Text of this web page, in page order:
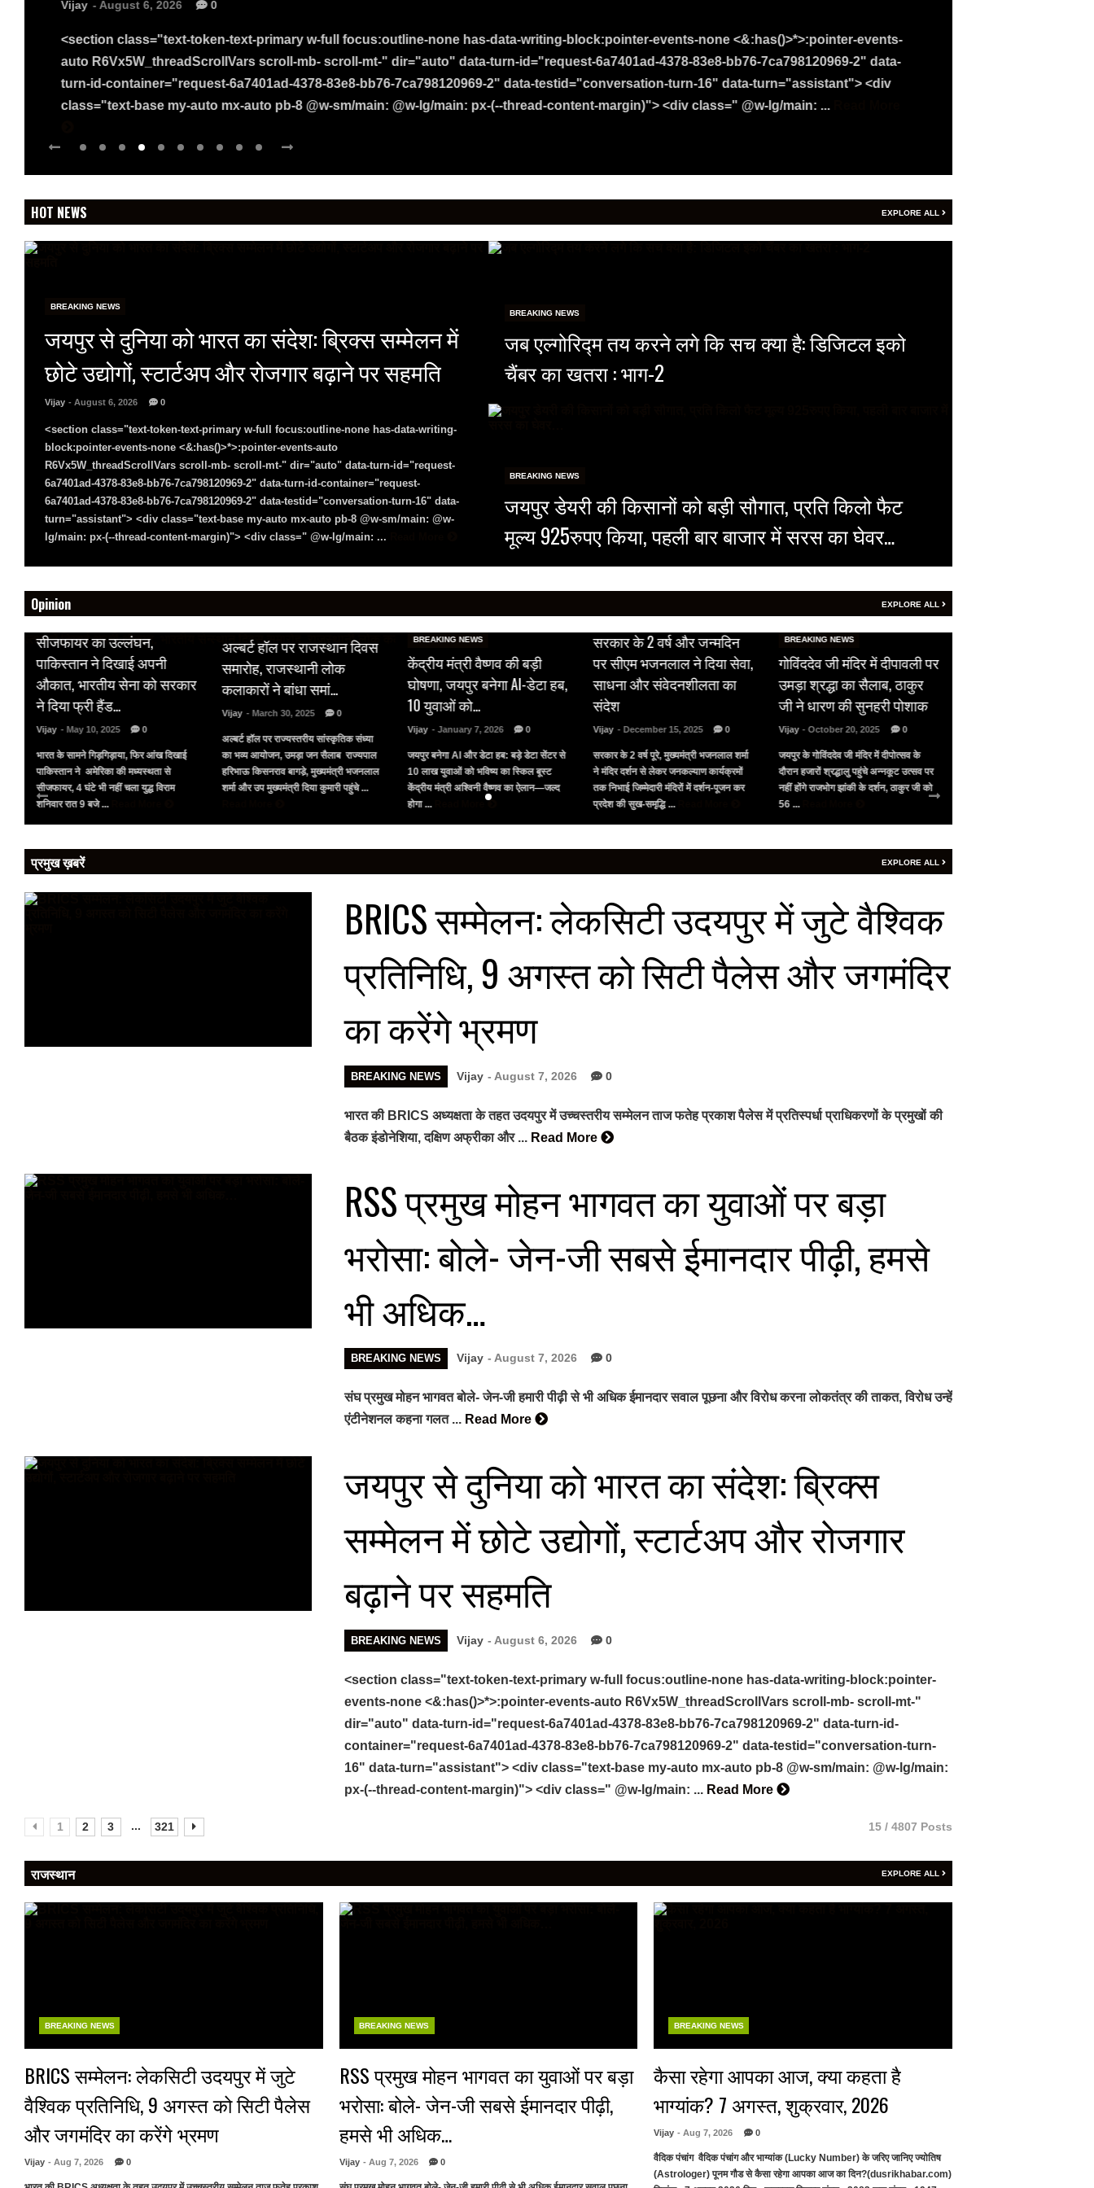
Vijay - August 6, 2026 0
<section class="text-token-text-primary w-full focus:outline-none has-data-writing-block:pointer-events-none <&:has()>*>:pointer-events-
auto R6Vx5W_threadScrollVars scroll-mb- scroll-mt-" dir="auto" data-turn-id="request-6a7401ad-4378-83e8-bb76-7ca798120969-2" data-
turn-id-container="request-6a7401ad-4378-83e8-bb76-7ca798120969-2" data-testid="conversation-turn-16" data-turn="assistant"> <div
class="text-base my-auto mx-auto pb-8 @w-sm/main: @w-lg/main: px-(--thread-content-margin)"> <div class=" @w-lg/main: ...
HOT NEWS EXPLORE ALL
BREAKING NEWS
जयपुर से दुनिया को भारत का संदेश: ब्रिक्स सम्मेलन में
छोटे उद्योगों, स्टार्टअप और रोजगार बढ़ाने पर सहमति
Vijay - August 6, 2026 0
<section class="text-token-text-primary w-full focus:outline-none has-data-writing-
block:pointer-events-none <&:has()>*>:pointer-events-auto
R6Vx5W_threadScrollVars scroll-mb- scroll-mt-" dir="auto" data-turn-id="request-
6a7401ad-4378-83e8-bb76-7ca798120969-2" data-turn-id-container="request-
6a7401ad-4378-83e8-bb76-7ca798120969-2" data-testid="conversation-turn-16" data-
turn="assistant"> <div class="text-base my-auto mx-auto pb-8 @w-sm/main: @w-
lg/main: px-(--thread-content-margin)"> <div class=" @w-lg/main: ...
BREAKING NEWS
जब एल्गोरिद्म तय करने लगे कि सच क्या है: डिजिटल इको
चैंबर का खतरा : भाग-2
BREAKING NEWS
जयपुर डेयरी की किसानों को बड़ी सौगात, प्रति किलो फैट
मूल्य 925रुपए किया, पहली बार बाजार में सरस का घेवर…
Opinion EXPLORE ALL
HOT NEWS
सीजफायर का उल्लंघन,
पाकिस्तान ने दिखाई अपनी
औकात, भारतीय सेना को सरकार
ने दिया फ्री हैंड…
Vijay - May 10, 2025 0
भारत के सामने गिड़गिड़ाया, फिर आंख दिखाई
पाकिस्तान ने अमेरिका की मध्यस्थता से
सीजफायर, 4 घंटे भी नहीं चला युद्ध विराम
शनिवार रात 9 बजे ...
अल्बर्ट हॉल पर राजस्थान दिवस
समारोह, राजस्थानी लोक
कलाकारों ने बांधा समां…
Vijay - March 30, 2025 0
अल्बर्ट हॉल पर राज्यस्तरीय सांस्कृतिक संध्या
का भव्य आयोजन, उमड़ा जन सैलाब राज्यपाल
हरिभाऊ किसनराव बागडे़, मुख्यमंत्री भजनलाल
शर्मा और उप मुख्यमंत्री दिया कुमारी पहुंचे ...
BREAKING NEWS
केंद्रीय मंत्री वैष्णव की बड़ी
घोषणा, जयपुर बनेगा AI-डेटा हब,
10 युवाओं को…
Vijay - January 7, 2026 0
जयपुर बनेगा AI और डेटा हब: बड़े डेटा सेंटर से
10 लाख युवाओं को भविष्य का स्किल बूस्ट
केंद्रीय मंत्री अश्विनी वैष्णव का ऐलान—जल्द
होगा ...
BREAKING NEWS
सरकार के 2 वर्ष और जन्मदिन
पर सीएम भजनलाल ने दिया सेवा,
साधना और संवेदनशीलता का
संदेश
Vijay - December 15, 2025 0
सरकार के 2 वर्ष पूरे, मुख्यमंत्री भजनलाल शर्मा
ने मंदिर दर्शन से लेकर जनकल्याण कार्यक्रमों
तक निभाई जिम्मेदारी मंदिरों में दर्शन-पूजन कर
प्रदेश की सुख-समृद्धि ...
BREAKING NEWS
गोविंददेव जी मंदिर में दीपावली पर
उमड़ा श्रद्धा का सैलाब, ठाकुर
जी ने धारण की सुनहरी पोशाक
Vijay - October 20, 2025 0
जयपुर के गोविंददेव जी मंदिर में दीपोत्सव के
दौरान हजारों श्रद्धालु पहुंचे अन्नकूट उत्सव पर
नहीं होंगे राजभोग झांकी के दर्शन, ठाकुर जी को
56 ...
प्रमुख ख़बरें EXPLORE ALL
BRICS सम्मेलन: लेकसिटी उदयपुर में जुटे वैश्विक
प्रतिनिधि, 9 अगस्त को सिटी पैलेस और जगमंदिर
का करेंगे भ्रमण
BREAKING NEWS Vijay - August 7, 2026 0
भारत की BRICS अध्यक्षता के तहत उदयपुर में उच्चस्तरीय सम्मेलन ताज फतेह प्रकाश पैलेस में प्रतिस्पर्धा प्राधिकरणों के प्रमुखों की
बैठक इंडोनेशिया, दक्षिण अफ्रीका और ... Read More
RSS प्रमुख मोहन भागवत का युवाओं पर बड़ा
भरोसा: बोले- जेन-जी सबसे ईमानदार पीढ़ी, हमसे
भी अधिक…
BREAKING NEWS Vijay - August 7, 2026 0
संघ प्रमुख मोहन भागवत बोले- जेन-जी हमारी पीढ़ी से भी अधिक ईमानदार सवाल पूछना और विरोध करना लोकतंत्र की ताकत, विरोध उन्हें
एंटीनेशनल कहना गलत ... Read More
जयपुर से दुनिया को भारत का संदेश: ब्रिक्स
सम्मेलन में छोटे उद्योगों, स्टार्टअप और रोजगार
बढ़ाने पर सहमति
BREAKING NEWS Vijay - August 6, 2026 0
<section class="text-token-text-primary w-full focus:outline-none has-data-writing-block:pointer-
events-none <&:has()>*>:pointer-events-auto R6Vx5W_threadScrollVars scroll-mb- scroll-mt-"
dir="auto" data-turn-id="request-6a7401ad-4378-83e8-bb76-7ca798120969-2" data-turn-id-
container="request-6a7401ad-4378-83e8-bb76-7ca798120969-2" data-testid="conversation-turn-
16" data-turn="assistant"> <div class="text-base my-auto mx-auto pb-8 @w-sm/main: @w-lg/main:
px-(--thread-content-margin)"> <div class=" @w-lg/main: ... Read More
1 2 3 ... 321 15 / 4807 Posts
राजस्थान EXPLORE ALL
BREAKING NEWS
BRICS सम्मेलन: लेकसिटी उदयपुर में जुटे
वैश्विक प्रतिनिधि, 9 अगस्त को सिटी पैलेस
और जगमंदिर का करेंगे भ्रमण
Vijay - Aug 7, 2026 0
BREAKING NEWS
RSS प्रमुख मोहन भागवत का युवाओं पर बड़ा
भरोसा: बोले- जेन-जी सबसे ईमानदार पीढ़ी,
हमसे भी अधिक…
Vijay - Aug 7, 2026 0
BREAKING NEWS
कैसा रहेगा आपका आज, क्या कहता है
भाग्यांक? 7 अगस्त, शुक्रवार, 2026
Vijay - Aug 7, 2026 0
वैदिक पंचांग वैदिक पंचांग और भाग्यांक (Lucky Number) के जरिए जानिए ज्योतिष
(Astrologer) पूनम गौड से कैसा रहेगा आपका आज का दिन?(dusrikhabar.com)